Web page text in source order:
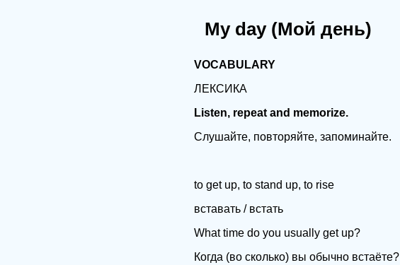
My day (Мой день)
VOCABULARY
ЛЕКСИКА
Listen, repeat and memorize.
Слушайте, повторяйте, запоминайте.
to get up, to stand up, to rise
вставать / встать
What time do you usually get up?
Когда (во сколько) вы обычно встаёте?